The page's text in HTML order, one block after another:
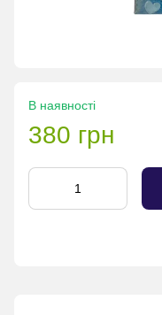
В наявності
380 грн